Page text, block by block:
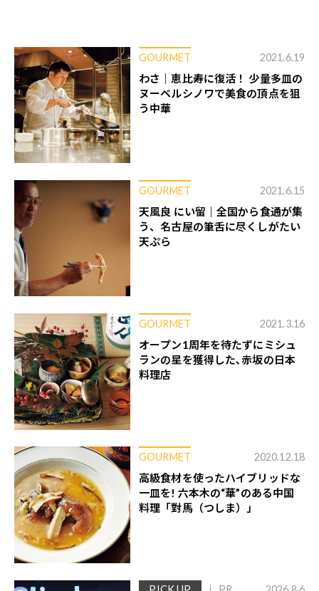
GOURMET 2021.6.19
わさ｜恵比寿に復活！ 少量多皿の
ヌーベルシノワで美食の頂点を狙
う中華
GOURMET 2021.6.15
天風良 にい留｜全国から食通が集
う、名古屋の筆舌に尽くしがたい
天ぷら
GOURMET 2021.3.16
オープン1周年を待たずにミシュ
ランの星を獲得した､赤坂の日本
料理店
GOURMET 2020.12.18
高級食材を使ったハイブリッドな
一皿を! 六本木の“華”のある中国
料理「對馬（つしま）」